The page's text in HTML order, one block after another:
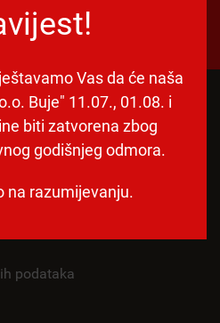
SUB: 08:00-12:00
zatvoreno!
podataka
Vas da će naša
Buje" 11.07., 01.08. i
biti zatvorena zbog
godišnjeg odmora.
na razumijevanju.